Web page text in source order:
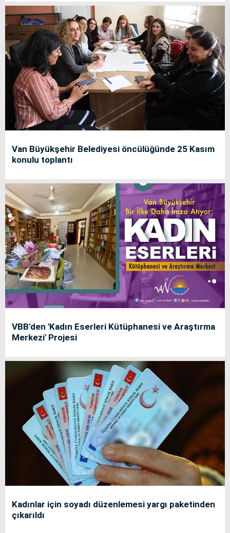
Van Büyükşehir Belediyesi öncülüğünde 25 Kasım
konulu toplantı
VBB'den 'Kadın Eserleri Kütüphanesi ve Araştırma
Merkezi' Projesi
Kadınlar için soyadı düzenlemesi yargı paketinden
çıkarıldı